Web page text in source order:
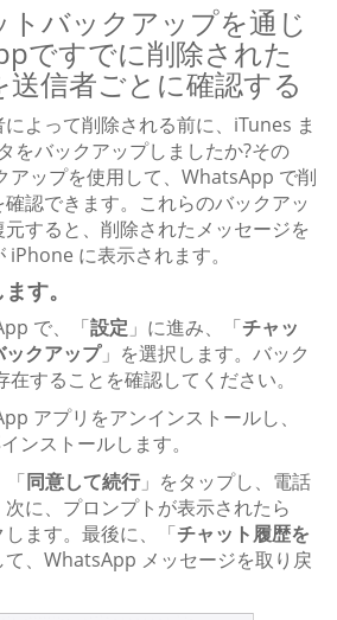
トバックアップを通じ
ですでに削除された
信者ごとに確認する
よって削除される前に、iTunes ま
をバックアップしましたか?その
アップを使用して、WhatsApp で削
認できます。これらのバックアッ
すると、削除されたメッセージを
に表示されます。
す。
で、「設定 」に進み、「チャッ
クアップ」を選択します。バック
することを確認してください。
アプリをアンインストールし、
ンストールします。
「同意して続行」をタップし、電話
に、プロンプトが表示されたら
します。最後に、「チャット履歴を
て、WhatsApp メッセージを取り戻